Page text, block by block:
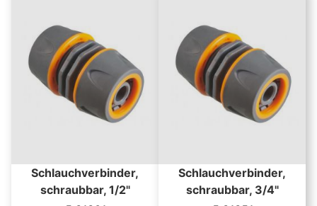
Schlauchverbinder,
schraubbar, 1/2"
Schlauchverbinder,
schraubbar, 3/4"